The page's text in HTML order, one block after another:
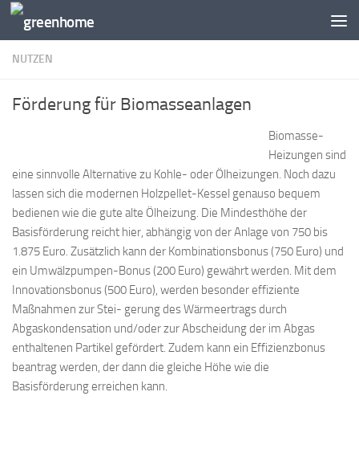
Zum Inhalt springen
NUTZEN
Förderung für Biomasseanlagen
Biomasse-
Heizungen sind
eine sinnvolle Alternative zu Kohle- oder Ölheizungen. Noch dazu
lassen sich die modernen Holzpellet-Kessel genauso bequem
bedienen wie die gute alte Ölheizung. Die Mindesthöhe der
Basisförderung reicht hier, abhängig von der Anlage von 750 bis
1.875 Euro. Zusätzlich kann der Kombinationsbonus (750 Euro) und
ein Umwälzpumpen-Bonus (200 Euro) gewährt werden. Mit dem
Innovationsbonus (500 Euro), werden besonder effiziente
Maßnahmen zur Stei- gerung des Wärmeertrags durch
Abgaskondensation und/oder zur Abscheidung der im Abgas
enthaltenen Partikel gefördert. Zudem kann ein Effizienzbonus
beantrag werden, der dann die gleiche Höhe wie die
Basisförderung erreichen kann.